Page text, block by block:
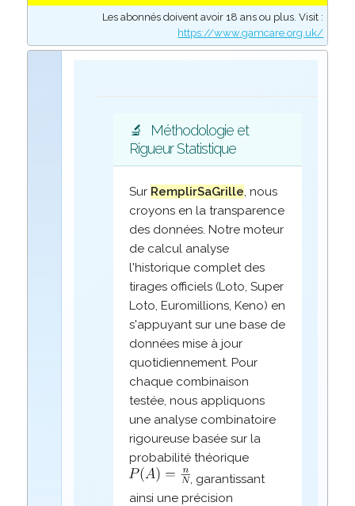
Les abonnés doivent avoir 18 ans ou plus. Visit :
https://www.gamcare.org.uk/
🔬
Méthodologie et
Rigueur Statistique
Sur RemplirSaGrille, nous
croyons en la transparence
des données. Notre moteur
de calcul analyse
l'historique complet des
tirages officiels (Loto, Super
Loto, Euromillions, Keno) en
s'appuyant sur une base de
données mise à jour
quotidiennement. Pour
chaque combinaison
testée, nous appliquons
une analyse combinatoire
rigoureuse basée sur la
probabilité théorique
, garantissant
ainsi une précision